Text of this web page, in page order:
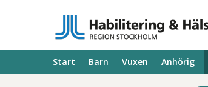
Start Barn Vuxen Anhörig